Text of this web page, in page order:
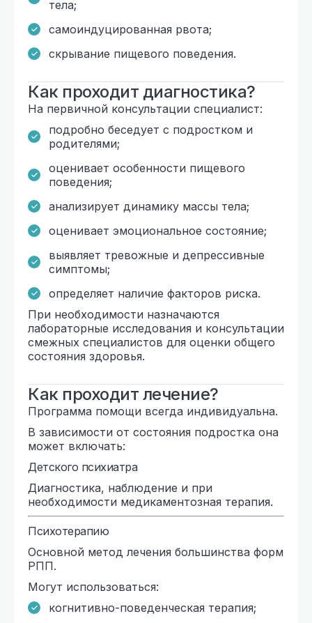
тела;
самоиндуцированная рвота;
скрывание пищевого поведения.
Как проходит диагностика?
На первичной консультации специалист:
подробно беседует с подростком и
родителями;
оценивает особенности пищевого
поведения;
анализирует динамику массы тела;
оценивает эмоциональное состояние;
выявляет тревожные и депрессивные
симптомы;
определяет наличие факторов риска.
При необходимости назначаются
лабораторные исследования и консультации
смежных специалистов для оценки общего
состояния здоровья.
Как проходит лечение?
Программа помощи всегда индивидуальна.
В зависимости от состояния подростка она
может включать:
Детского психиатра
Диагностика, наблюдение и при
необходимости медикаментозная терапия.
Психотерапию
Основной метод лечения большинства форм
РПП.
Могут использоваться:
когнитивно-поведенческая терапия;